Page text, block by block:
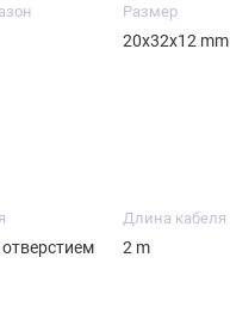
Размер
20x32x12 mm
Длина кабеля
2 m